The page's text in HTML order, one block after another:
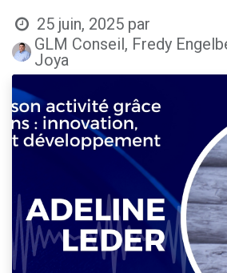
25 juin, 2025 par
GLM Conseil, Fredy
Joya